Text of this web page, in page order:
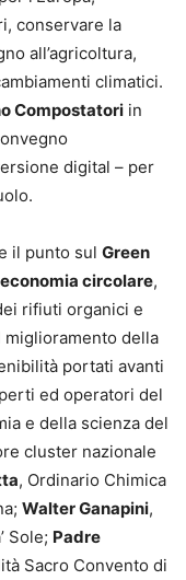
conservare la
all’agricoltura,
climatici.
Compostatori in
digital – per
il punto sul Green
circolare,
rifiuti organici e
della
portati avanti
ed operatori del
e della scienza del
cluster nazionale
, Ordinario Chimica
Walter Ganapini,
Sole; Padre
Sacro Convento di